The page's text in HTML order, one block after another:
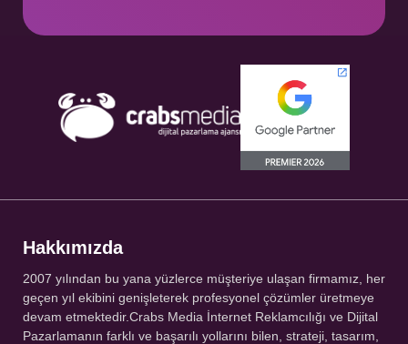
Hakkımızda
2007 yılından bu yana yüzlerce müşteriye ulaşan firmamız, her
geçen yıl ekibini genişleterek profesyonel çözümler üretmeye
devam etmektedir.Crabs Media İnternet Reklamcılığı ve Dijital
Pazarlamanın farklı ve başarılı yollarını bilen, strateji, tasarım,